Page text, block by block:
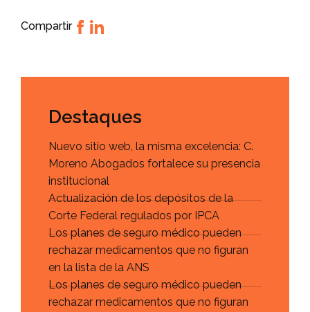
Compartir
Destaques
Nuevo sitio web, la misma excelencia: C.
Moreno Abogados fortalece su presencia
institucional
Actualización de los depósitos de la
Corte Federal regulados por IPCA
Los planes de seguro médico pueden
rechazar medicamentos que no figuran
en la lista de la ANS
Los planes de seguro médico pueden
rechazar medicamentos que no figuran